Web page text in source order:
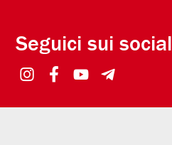
Seguici sui social